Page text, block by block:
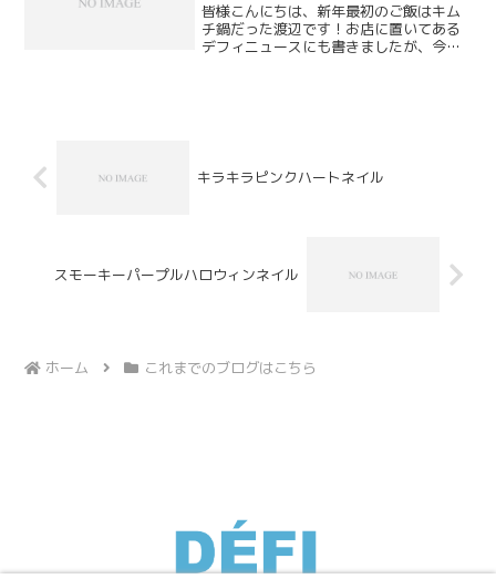
皆様こんにちは、新年最初のご飯はキム
チ鍋だった渡辺です！お店に置いてある
デフィニュースにも書きましたが、今年
キラキラピンクハートネイル
スモーキーパープルハロウィンネイル
ホーム これまでのブログはこちら